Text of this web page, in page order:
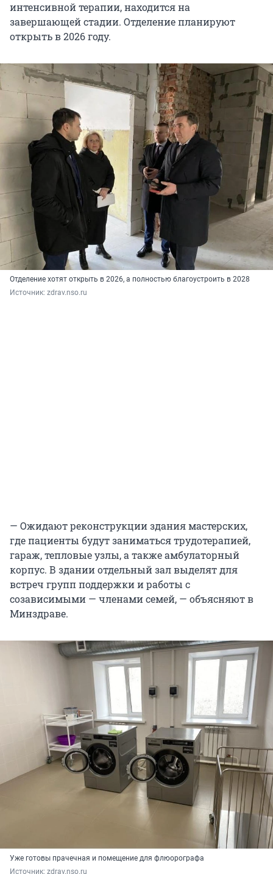
интенсивной терапии, находится на
завершающей стадии. Отделение планируют
открыть в 2026 году.
Отделение хотят открыть в 2026, а полностью благоустроить в 2028
Источник: zdrav.nso.ru
— Ожидают реконструкции здания мастерских,
где пациенты будут заниматься трудотерапией,
гараж, тепловые узлы, а также амбулаторный
корпус. В здании отдельный зал выделят для
встреч групп поддержки и работы с
созависимыми — членами семей, — объясняют в
Минздраве.
Уже готовы прачечная и помещение для флюорографа
Источник: zdrav.nso.ru